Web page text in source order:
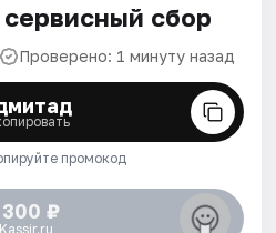
сбор
Проверено: 1 минуту назад
промокод
₽